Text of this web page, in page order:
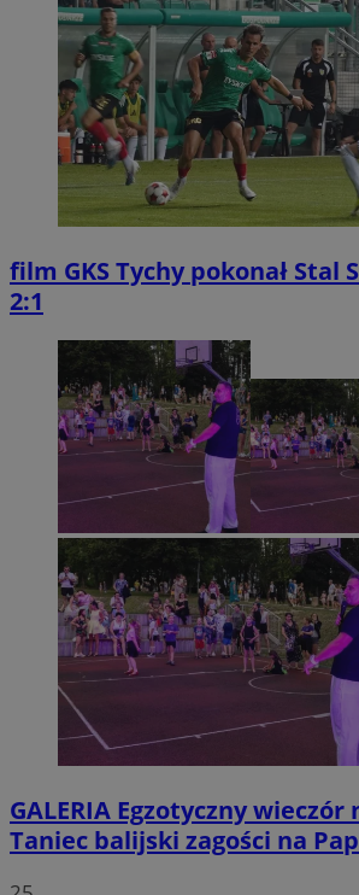
film GKS Tychy pokonał Stal
2:1
GALERIA Egzotyczny wieczór
Taniec balijski zagości na